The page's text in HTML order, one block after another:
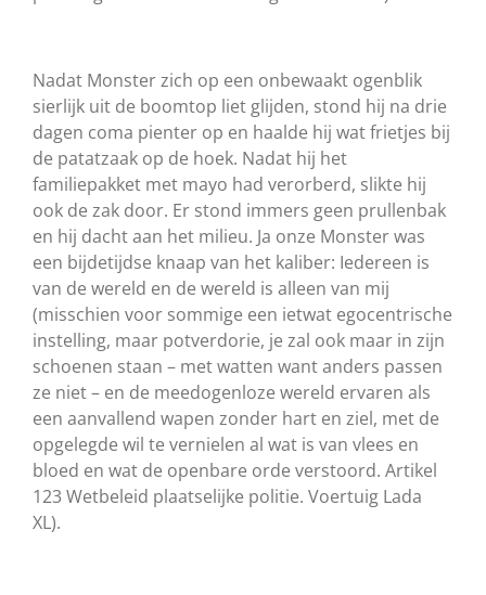
Nadat Monster zich op een onbewaakt ogenblik
sierlijk uit de boomtop liet glijden, stond hij na drie
dagen coma pienter op en haalde hij wat frietjes bij
de patatzaak op de hoek. Nadat hij het
familiepakket met mayo had verorberd, slikte hij
ook de zak door. Er stond immers geen prullenbak
en hij dacht aan het milieu. Ja onze Monster was
een bijdetijdse knaap van het kaliber: Iedereen is
van de wereld en de wereld is alleen van mij
(misschien voor sommige een ietwat egocentrische
instelling, maar potverdorie, je zal ook maar in zijn
schoenen staan – met watten want anders passen
ze niet – en de meedogenloze wereld ervaren als
een aanvallend wapen zonder hart en ziel, met de
opgelegde wil te vernielen al wat is van vlees en
bloed en wat de openbare orde verstoord. Artikel
123 Wetbeleid plaatselijke politie. Voertuig Lada
XL).